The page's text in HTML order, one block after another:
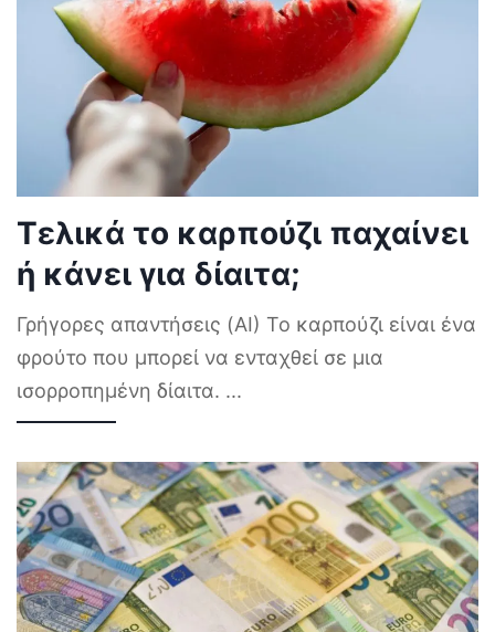
Τελικά το καρπούζι παχαίνει
ή κάνει για δίαιτα;
Γρήγορες απαντήσεις (AI) Το καρπούζι είναι ένα
φρούτο που μπορεί να ενταχθεί σε μια
ισορροπημένη δίαιτα. ...